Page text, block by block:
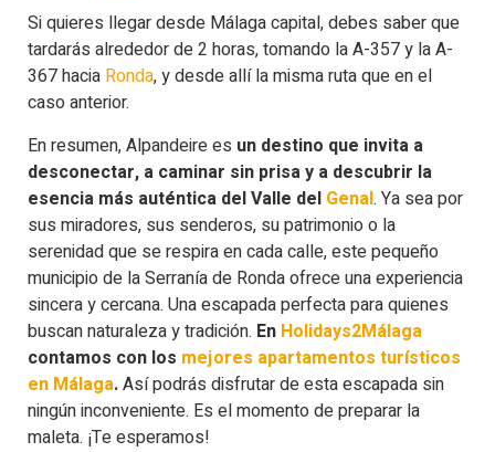
Si quieres llegar desde Málaga capital, debes saber que
tardarás alrededor de 2 horas, tomando la A-357 y la A-
367 hacia Ronda, y desde allí la misma ruta que en el
caso anterior.
En resumen, Alpandeire es un destino que invita a
desconectar, a caminar sin prisa y a descubrir la
esencia más auténtica del Valle del Genal. Ya sea por
sus miradores, sus senderos, su patrimonio o la
serenidad que se respira en cada calle, este pequeño
municipio de la Serranía de Ronda ofrece una experiencia
sincera y cercana. Una escapada perfecta para quienes
buscan naturaleza y tradición. En Holidays2Málaga
contamos con los mejores apartamentos turísticos
en Málaga.Así podrás disfrutar de esta escapada sin
ningún inconveniente. Es el momento de preparar la
maleta. ¡Te esperamos!